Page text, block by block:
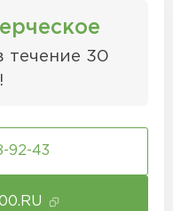
течение 30
92-43